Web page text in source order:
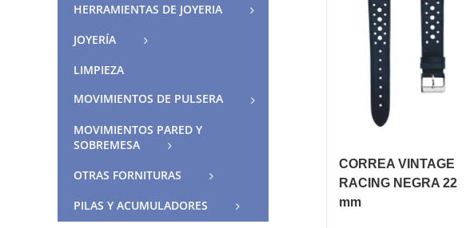
CORREA VINTAGE
RACING NEGRA 22
mm
HERRAMIENTAS DE JOYERIA
JOYERÍA
LIMPIEZA
MOVIMIENTOS DE PULSERA
MOVIMIENTOS PARED Y
SOBREMESA
OTRAS FORNITURAS
PILAS Y ACUMULADORES